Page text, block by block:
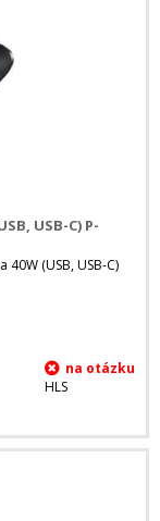
USB-C) P-
(USB, USB-C)
HLS